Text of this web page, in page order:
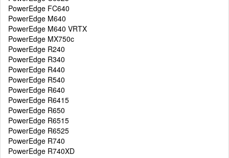
PowerEdge FC640
PowerEdge M640
PowerEdge M640 VRTX
PowerEdge MX750c
PowerEdge R240
PowerEdge R340
PowerEdge R440
PowerEdge R540
PowerEdge R640
PowerEdge R6415
PowerEdge R650
PowerEdge R6515
PowerEdge R6525
PowerEdge R740
PowerEdge R740XD